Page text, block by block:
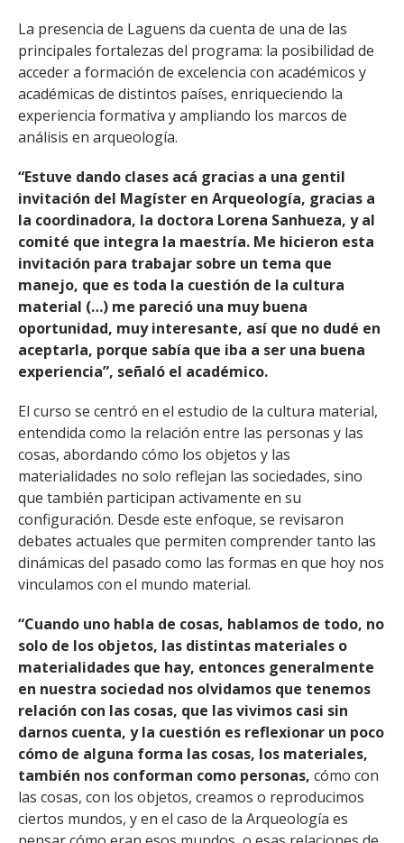
La presencia de Laguens da cuenta de una de las
principales fortalezas del programa: la posibilidad de
acceder a formación de excelencia con académicos y
académicas de distintos países, enriqueciendo la
experiencia formativa y ampliando los marcos de
análisis en arqueología.
“Estuve dando clases acá gracias a una gentil
invitación del Magíster en Arqueología, gracias a
la coordinadora, la doctora Lorena Sanhueza, y al
comité que integra la maestría. Me hicieron esta
invitación para trabajar sobre un tema que
manejo, que es toda la cuestión de la cultura
material (…) me pareció una muy buena
oportunidad, muy interesante, así que no dudé en
aceptarla, porque sabía que iba a ser una buena
experiencia”, señaló el académico.
El curso se centró en el estudio de la cultura material,
entendida como la relación entre las personas y las
cosas, abordando cómo los objetos y las
materialidades no solo reflejan las sociedades, sino
que también participan activamente en su
configuración. Desde este enfoque, se revisaron
debates actuales que permiten comprender tanto las
dinámicas del pasado como las formas en que hoy nos
vinculamos con el mundo material.
“Cuando uno habla de cosas, hablamos de todo, no
solo de los objetos, las distintas materiales o
materialidades que hay, entonces generalmente
en nuestra sociedad nos olvidamos que tenemos
relación con las cosas, que las vivimos casi sin
darnos cuenta, y la cuestión es reflexionar un poco
cómo de alguna forma las cosas, los materiales,
también nos conforman como personas, cómo con
las cosas, con los objetos, creamos o reproducimos
ciertos mundos, y en el caso de la Arqueología es